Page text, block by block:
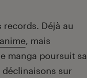
records. Déjà au
, mais
manga poursuit sa
sur